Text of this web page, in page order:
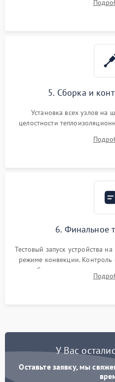
выгоревших реле,
5. Сборка и
Установка всех узлов на
целостности
исключить перегрев
Надежная фиксация клемм
6. Финальное
Тестовый запуск устройства
режиме конвекции. Контроль
срабатывания
температуры и тест на
У Вас
Оставьте заявку, мы